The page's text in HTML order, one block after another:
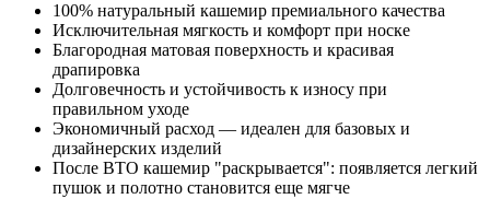
100% натуральный кашемир премиального качества
Исключительная мягкость и комфорт при носке
Благородная матовая поверхность и красивая
драпировка
Долговечность и устойчивость к износу при
правильном уходе
Экономичный расход — идеален для базовых и
дизайнерских изделий
После ВТО кашемир "раскрывается": появляется легкий
пушок и полотно становится еще мягче